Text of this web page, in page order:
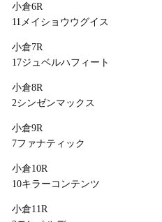
小倉6R
11メイショウウグイス
小倉7R
17ジュベルハフィート
小倉8R
2シンゼンマックス
小倉9R
7ファナティック
小倉10R
10キラーコンテンツ
小倉11R